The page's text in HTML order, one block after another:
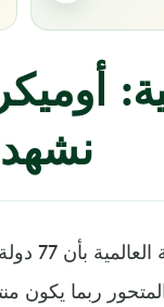
ربما